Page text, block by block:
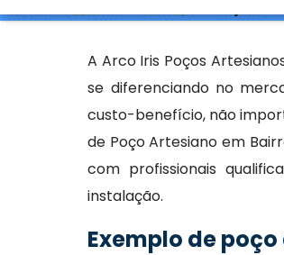
A Arco Iris Poços
se diferenciando no
custo-benefício, não
de Poço Artesiano em
com profissionais
instalação.
Exemplo de